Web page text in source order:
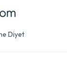
Diyet